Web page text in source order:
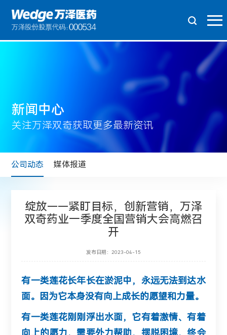
新闻中心
关注万泽双奇获取更多最新资讯
公司动态 媒体报道
绽放——紧盯目标，创新营销，万泽
双奇药业一季度全国营销大会高燃召
开
发布日期：2023-04-15
有一类莲花长年长在淤泥中，永远无法到达水
面。因为它本身没有向上成长的愿望和力量。
有一类莲花刚刚浮出水面，它有着激情、有着
向上的愿力，需要外力帮助，摆脱困境，终会